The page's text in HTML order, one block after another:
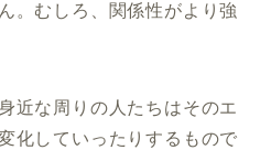
。むしろ、関係性がより強
近な周りの人たちはそのエ
化していったりするもので